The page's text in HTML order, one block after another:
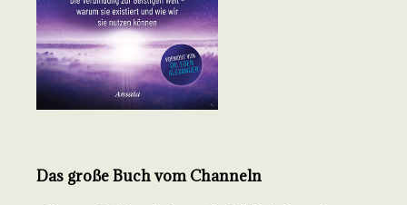
Das große Buch vom Channeln